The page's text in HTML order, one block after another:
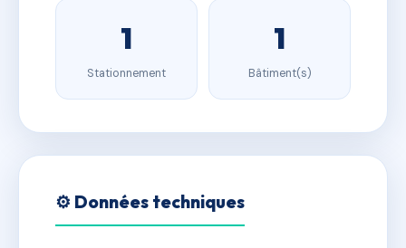
1
Stationnement
1
Bâtiment(s)
⚙️ Données techniques